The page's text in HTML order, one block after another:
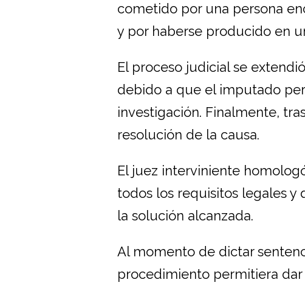
cometido por una persona
y por haberse producido en
El proceso judicial se
debido a que el imputado
investigación. Finalmente,
resolución de la causa.
El juez interviniente
todos los requisitos legales
la solución alcanzada.
Al momento de dictar
procedimiento permitiera